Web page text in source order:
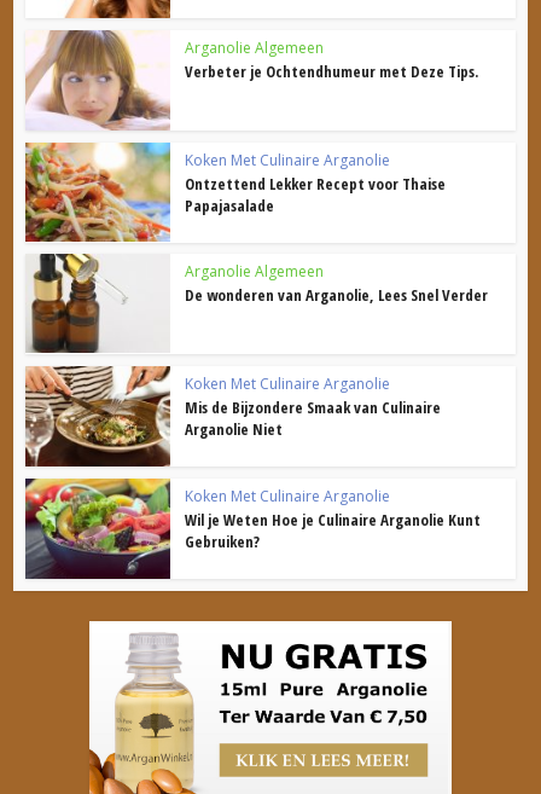
Arganolie Algemeen
Verbeter je Ochtendhumeur met Deze Tips.
Koken Met Culinaire Arganolie
Ontzettend Lekker Recept voor Thaise
Papajasalade
Arganolie Algemeen
De wonderen van Arganolie, Lees Snel Verder
Koken Met Culinaire Arganolie
Mis de Bijzondere Smaak van Culinaire
Arganolie Niet
Koken Met Culinaire Arganolie
Wil je Weten Hoe je Culinaire Arganolie Kunt
Gebruiken?